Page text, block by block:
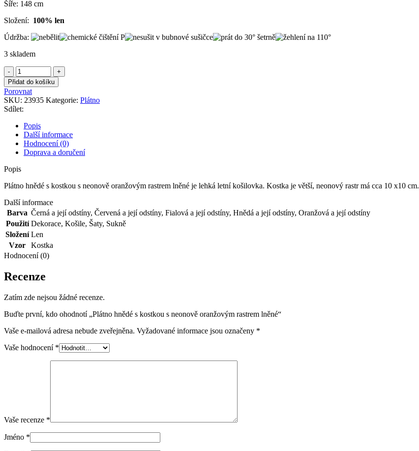
Šíře: 148 cm
Složení: 100% len
Údržba:
3 skladem
Plátno
hnědé
s
kostkou
s
neonově
oranžovým
rastrem
lněné
množství
Přidat do košíku
Porovnat
SKU: 23935 Kategorie: Plátno
Sdílet:
Popis
Další informace
Hodnocení (0)
Doprava a doručení
Popis
Plátno hnědé s kostkou s neonově oranžovým rastrem lněné je lehká letní košilovka. Kostka je větší, neonový rastr má cca 10 x10 cm.
Další informace
Barva Černá a její odstíny, Červená a její odstíny, Fialová a její odstíny, Hnědá a její odstíny, Oranžová a její odstíny
Použití Dekorace, Košile, Šaty, Sukně
Složení Len
Vzor
Kostka
Hodnocení (0)
Recenze
Zatím zde nejsou žádné recenze.
Buďte první, kdo ohodnotí „Plátno hnědé s kostkou s neonově oranžovým rastrem lněné“
Vaše e-mailová adresa nebude zveřejněna. Vyžadované informace jsou označeny *
Vaše hodnocení *
Vaše recenze *
Jméno *